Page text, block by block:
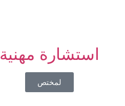
استشارة مهنية
لمختص